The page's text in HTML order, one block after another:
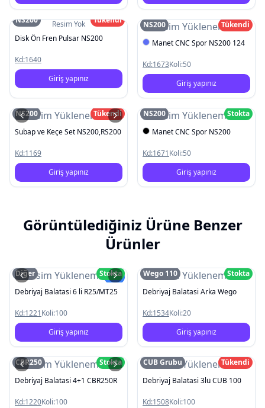
Resim Yok
NS200
Tükendi
Disk Ön Fren Pulsar NS200
Kd:1640
Giriş yapınız
Resim Yüklenemedi
NS200
Tükendi
Manet CNC Spor NS200 124
Kd:1673Koli:50
Giriş yapınız
Resim Yüklenemedi
NS200
Tükendi
Subap ve Keçe Set NS200,RS200
Kd:1169
Giriş yapınız
Resim Yüklenemedi
NS200
Stokta
Manet CNC Spor NS200
Kd:1671Koli:50
Giriş yapınız
Görüntülediğiniz Ürüne Benzer
Ürünler
Resim YüklenemediYeni
Diğer
Stokta
Debriyaj Balatasi 6 li R25/MT25
Kd:1221Koli:100
Giriş yapınız
Resim Yüklenemedi
Wego 110
Stokta
Debriyaj Balatasi Arka Wego
Kd:1534Koli:20
Giriş yapınız
Resim Yüklenemedi
CBR250
Stokta
Debriyaj Balatasi 4+1 CBR250R
Kd:1220Koli:100
Resim Yüklenemedi
CUB Grubu
Tükendi
Debriyaj Balatasi 3lü CUB 100
Kd:1508Koli:100